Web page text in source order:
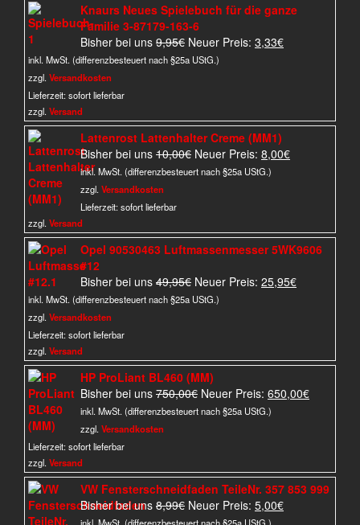
Knaurs Neues Spielebuch für die ganze
Familie 3-87179-163-6
Bisher bei uns 9,95€ Ursprünglicher
Preis
Neuer Preis: 3,33€Aktueller
inkl. MwSt. (differenzbesteuert nach §25a UStG.)
zzgl. Versandkosten
Lieferzeit:sofort lieferbar
zzgl. Versand
Lattenrost Lattenhalter Creme (MM1)
Bisher bei uns 10,00€ Ursprünglicher
Preis
Neuer Preis: 8,00€Aktueller
inkl. MwSt. (differenzbesteuert nach §25a UStG.)
zzgl. Versandkosten
Lieferzeit:sofort lieferbar
zzgl. Versand
Opel 90530463 Luftmassenmesser 5WK9606
#12
Bisher bei uns 49,95€ Ursprünglicher
Preis
Neuer Preis: 25,95€Aktueller
inkl. MwSt. (differenzbesteuert nach §25a UStG.)
zzgl. Versandkosten
Lieferzeit:sofort lieferbar
zzgl. Versand
HP ProLiant BL460 (MM)
Bisher bei uns 750,00€ Ursprünglicher
Preis
Neuer Preis: 650,00€Aktueller
inkl. MwSt. (differenzbesteuert nach §25a UStG.)
zzgl. Versandkosten
Lieferzeit:sofort lieferbar
zzgl. Versand
VW Fensterschneidfaden TeileNr. 357 853 999
Bisher bei uns 8,99€ Ursprünglicher
Preis
Neuer Preis: 5,00€Aktueller